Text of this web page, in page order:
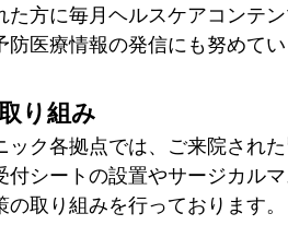
た方に毎月ヘルスケアコンテ
医療情報の発信にも努めてい
り組み
ック各拠点では、ご来院され
シートの設置やサージカル
取り組みを行っております。